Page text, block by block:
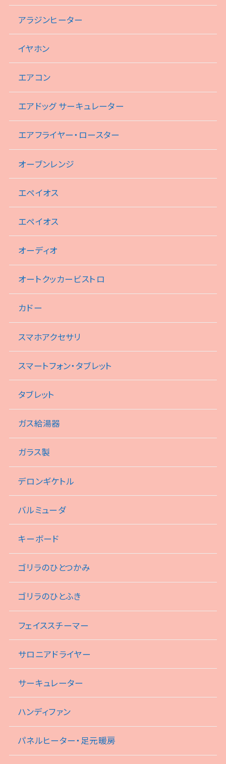
アラジンヒーター
イヤホン
エアコン
エアドッグ サーキュレーター
エアフライヤー・ロースター
オーブンレンジ
エペイオス
エペイオス
オーディオ
オートクッカービストロ
カドー
スマホアクセサリ
スマートフォン・タブレット
タブレット
ガス給湯器
ガラス製
デロンギケトル
バルミューダ
キーボード
ゴリラのひとつかみ
ゴリラのひとふき
フェイススチーマー
サロニアドライヤー
サーキュレーター
ハンディファン
パネルヒーター・足元暖房